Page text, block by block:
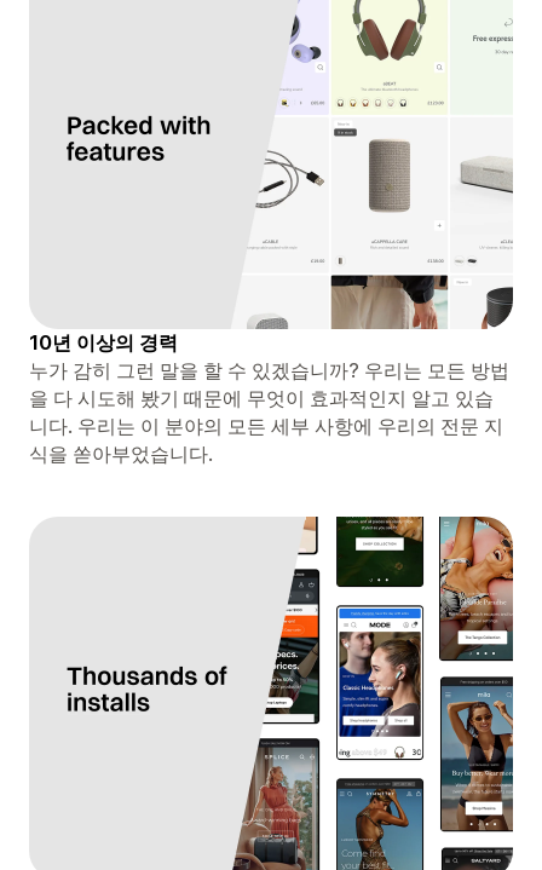
10년 이상의 경력
누가 감히 그런 말을 할 수 있겠습니까? 우리는 모든 방법
을 다 시도해 봤기 때문에 무엇이 효과적인지 알고 있습
니다. 우리는 이 분야의 모든 세부 사항에 우리의 전문 지
식을 쏟아부었습니다.